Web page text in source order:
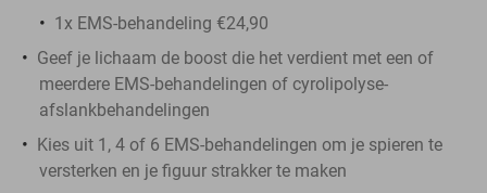
1x EMS-behandeling €24,90
Geef je lichaam de boost die het verdient met een of
meerdere EMS-behandelingen of cyrolipolyse-
afslankbehandelingen
Kies uit 1, 4 of 6 EMS-behandelingen om je spieren te
versterken en je figuur strakker te maken